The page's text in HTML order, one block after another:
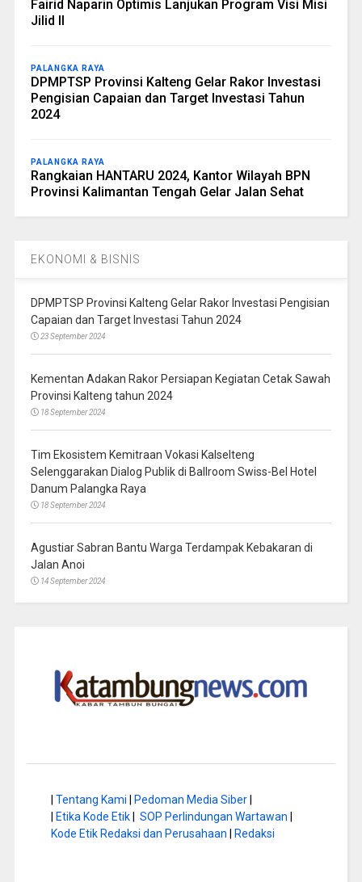
Fairid Naparin Optimis Lanjukan Program Visi Misi
Jilid II
PALANGKA RAYA
DPMPTSP Provinsi Kalteng Gelar Rakor Investasi
Pengisian Capaian dan Target Investasi Tahun
2024
PALANGKA RAYA
Rangkaian HANTARU 2024, Kantor Wilayah BPN
Provinsi Kalimantan Tengah Gelar Jalan Sehat
EKONOMI & BISNIS
DPMPTSP Provinsi Kalteng Gelar Rakor Investasi Pengisian
Capaian dan Target Investasi Tahun 2024
23 September 2024
Kementan Adakan Rakor Persiapan Kegiatan Cetak Sawah
Provinsi Kalteng tahun 2024
18 September 2024
Tim Ekosistem Kemitraan Vokasi Kalselteng
Selenggarakan Dialog Publik di Ballroom Swiss-Bel Hotel
Danum Palangka Raya
18 September 2024
Agustiar Sabran Bantu Warga Terdampak Kebakaran di
Jalan Anoi
14 September 2024
Tentang Kami Pedoman Media Siber|
Etika Kode Etik| SOP Perlindungan Wartawan
Kode Etik Redaksi dan Perusahaan
Redaksi